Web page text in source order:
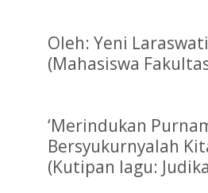
Oleh: Yeni
(Mahasiswa
‘Merindukan
Bersyukurnyalah
(Kutipan lagu: